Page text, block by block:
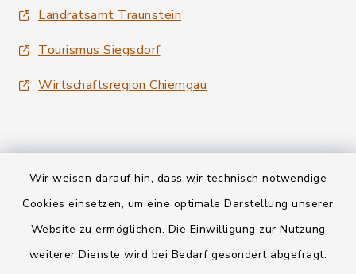
Wir weisen darauf hin, dass wir technisch notwendige
Cookies einsetzen, um eine optimale Darstellung unserer
Website zu ermöglichen. Die Einwilligung zur Nutzung
weiterer Dienste wird bei Bedarf gesondert abgefragt.
Landratsamt Traunstein
Tourismus Siegsdorf
Wirtschaftsregion Chiemgau
Kontakt